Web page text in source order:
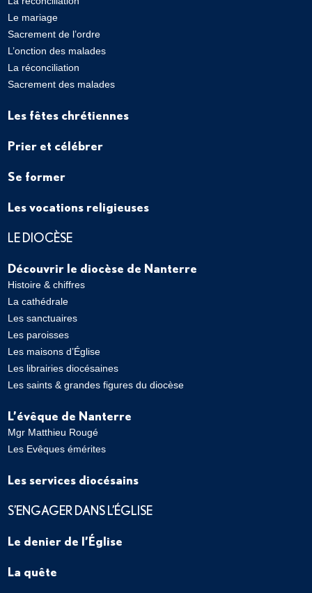
Le mariage
Sacrement de l’ordre
L’onction des malades
La réconciliation
Sacrement des malades
Les fêtes chrétiennes
Prier et célébrer
Se former
Les vocations religieuses
LE DIOCÈSE
Découvrir le diocèse de Nanterre
Histoire & chiffres
La cathédrale
Les sanctuaires
Les paroisses
Les maisons d’Église
Les librairies diocésaines
Les saints & grandes figures du diocèse
L’évêque de Nanterre
Mgr Matthieu Rougé
Les Evêques émérites
Les services diocésains
S’ENGAGER DANS L’ÉGLISE
Le denier de l’Église
La quête